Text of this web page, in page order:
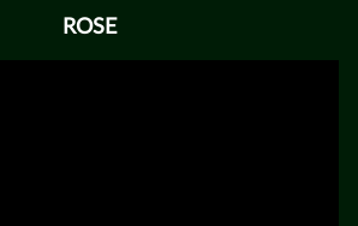
ROSE